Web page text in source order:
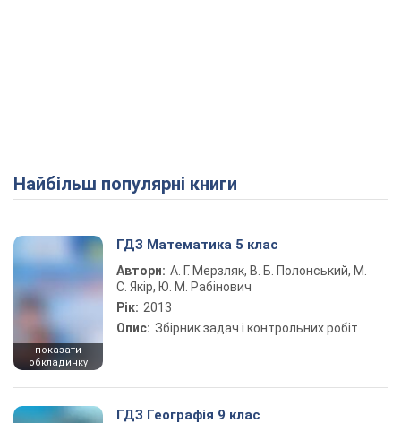
Найбільш популярні книги
показати
обкладинку
ГДЗ Математика 5 клас
Автори: А. Г. Мерзляк, В. Б. Полонський, М.
С. Якір, Ю. М. Рабінович
Рік: 2013
Опис: Збірник задач і контрольних робіт
ГДЗ Географія 9 клас